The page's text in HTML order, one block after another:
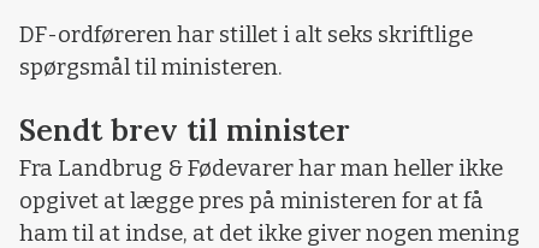
DF-ordføreren har stillet i alt seks skriftlige
spørgsmål til ministeren.
Sendt brev til minister
Fra Landbrug & Fødevarer har man heller ikke
opgivet at lægge pres på ministeren for at få
ham til at indse, at det ikke giver nogen mening